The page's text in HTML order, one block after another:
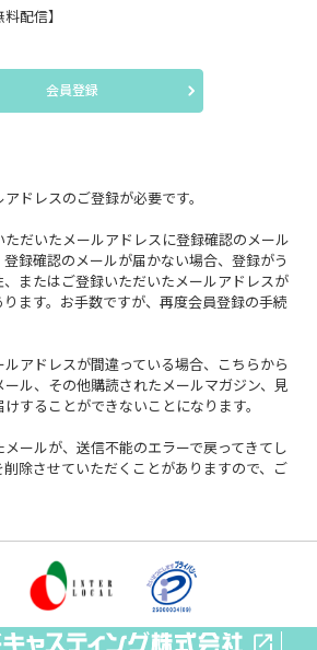
配信】
会員登録
ドレスのご登録が必要です。
ただいたメールアドレスに登録確認のメール
録確認のメールが届かない場合、登録がう
またはご登録いただいたメールアドレスが
ます。お手数ですが、再度会員登録の手続
ルアドレスが間違っている場合、こちらから
ル、その他購読されたメールマガジン、見
することができないことになります。
メールが、送信不能のエラーで戻ってきてし
除させていただくことがありますので、ご